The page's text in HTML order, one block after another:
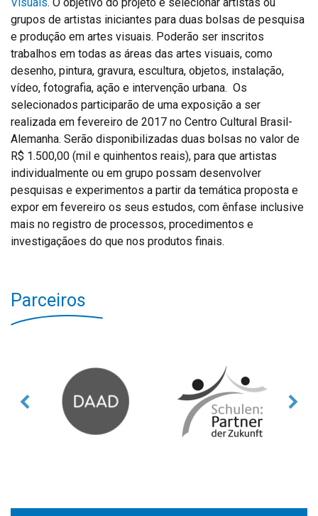
Visuais. O objetivo do projeto é selecionar artistas ou
grupos de artistas iniciantes para duas bolsas de pesquisa
e produção em artes visuais. Poderão ser inscritos
trabalhos em todas as áreas das artes visuais, como
desenho, pintura, gravura, escultura, objetos, instalação,
vídeo, fotografia, ação e intervenção urbana. Os
selecionados participarão de uma exposição a ser
realizada em fevereiro de 2017 no Centro Cultural Brasil-
Alemanha. Serão disponibilizadas duas bolsas no valor de
R$ 1.500,00 (mil e quinhentos reais), para que artistas
individualmente ou em grupo possam desenvolver
pesquisas e experimentos a partir da temática proposta e
expor em fevereiro os seus estudos, com ênfase inclusive
mais no registro de processos, procedimentos e
investigaçãoes do que nos produtos finais.
Parceiros